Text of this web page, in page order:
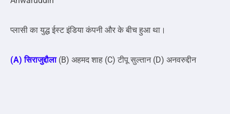
प्लासी का युद्ध ईस्ट इंडिया कंपनी और के बीच हुआ था।
(A) सिराजुद्दौला(B) अहमद शाह (C) टीपू सुल्तान (D) अनवरुद्दीन